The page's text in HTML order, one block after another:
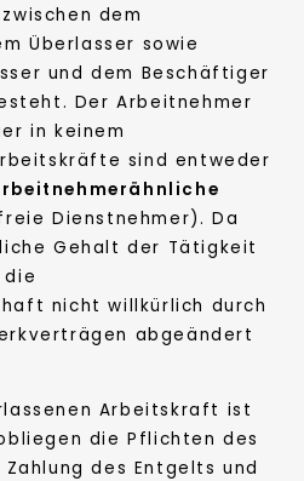
dem
Überlasser sowie
und dem Beschäftiger
Der Arbeitnehmer
in keinem
sind entweder
Dienstnehmer). Da
Gehalt der Tätigkeit
nicht willkürlich durch
abgeändert
Arbeitskraft ist
die Pflichten des
des Entgelts und